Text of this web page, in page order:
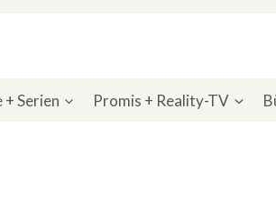
+ Serien Promis + Reality-TV